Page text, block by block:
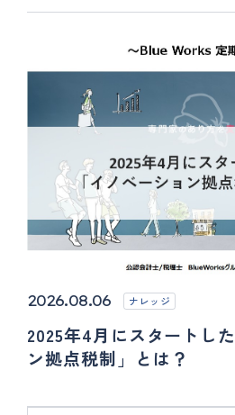
2026.08.06 ナレッジ
2025年4月にスタートし
ン拠点税制」とは？